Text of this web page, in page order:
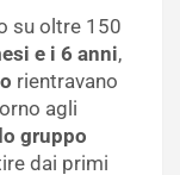
su oltre 150
e i 6 anni,
rientravano
agli
gruppo
dai primi